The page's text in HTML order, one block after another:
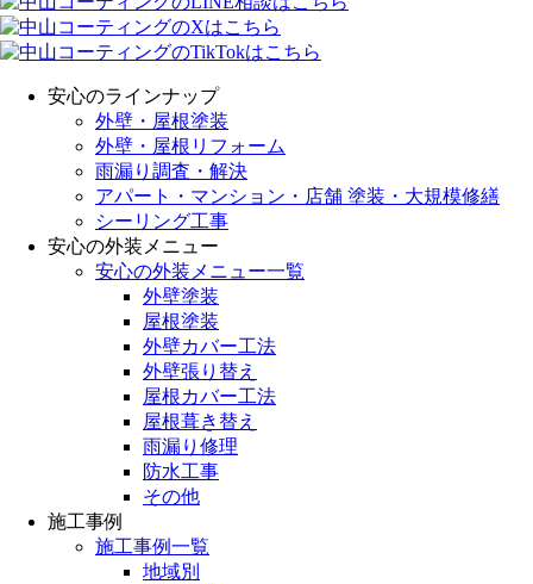
安心のラインナップ
外壁・屋根塗装
外壁・屋根リフォーム
雨漏り調査・解決
アパート・マンション・店舗 塗装・大規模修繕
シーリング工事
安心の外装メニュー
安心の外装メニュー一覧
外壁塗装
屋根塗装
外壁カバー工法
外壁張り替え
屋根カバー工法
屋根葺き替え
雨漏り修理
防水工事
その他
施工事例
施工事例一覧
地域別